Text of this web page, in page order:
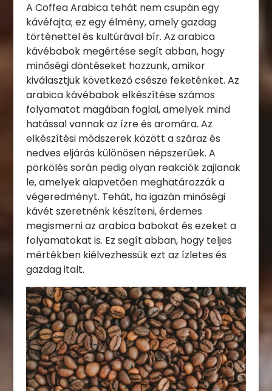
A Coffea Arabica tehát nem csupán egy
kávéfajta; ez egy élmény, amely gazdag
történettel és kultúrával bír. Az arabica
kávébabok megértése segít abban, hogy
minőségi döntéseket hozzunk, amikor
kiválasztjuk következő csésze feketénket. Az
arabica kávébabok elkészítése számos
folyamatot magában foglal, amelyek mind
hatással vannak az ízre és aromára. Az
elkészítési módszerek között a száraz és
nedves eljárás különösen népszerűek. A
pörkölés során pedig olyan reakciók zajlanak
le, amelyek alapvetően meghatározzák a
végeredményt. Tehát, ha igazán minőségi
kávét szeretnénk készíteni, érdemes
megismerni az arabica babokat és ezeket a
folyamatokat is. Ez segít abban, hogy teljes
mértékben kiélvezhessük ezt az ízletes és
gazdag italt.